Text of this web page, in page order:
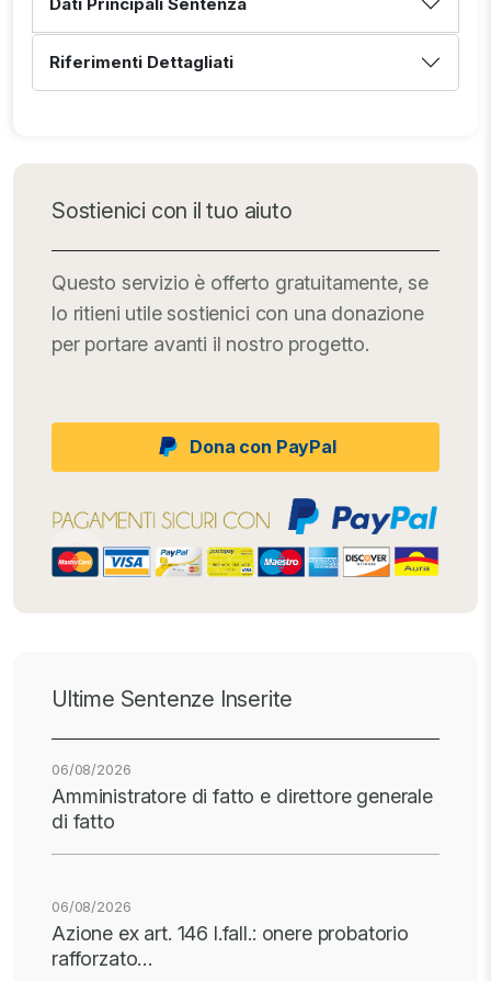
Dati Principali Sentenza
Riferimenti Dettagliati
Sostienici con il tuo aiuto
Questo servizio è offerto gratuitamente, se
lo ritieni utile sostienici con una donazione
per portare avanti il nostro progetto.
Dona con PayPal
Ultime Sentenze Inserite
06/08/2026
Amministratore di fatto e direttore generale
di fatto
06/08/2026
Azione ex art. 146 l.fall.: onere probatorio
rafforzato…